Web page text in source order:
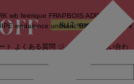
wb feerique FRAPBOIS ADIEU
endalence unbilanc BIGI online store
ト よくある質問 ジャーナル
お問い合わ